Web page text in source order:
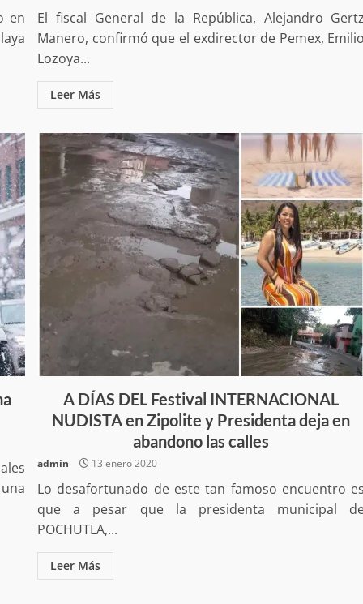
en
El fiscal General de la República, Alejandro
Manero, confirmó que el exdirector de Pemex,
Lozoya...
Leer Más
A DÍAS DEL Festival INTERNACIONAL
NUDISTA en Zipolite y Presidenta deja en
abandono las calles
admin 13 enero 2020
Lo desafortunado de este tan famoso encuentro
que a pesar que la presidenta municipal
POCHUTLA,...
Leer Más
a la
Pedro
¡Histórico! Bukele elimina el presupuesto a
los partidos políticos.
30 enero 2025
San Juan
Avanza con orden y tranquilidad
proceso electoral extraordinario
Santiago Xanica: Jesús Romero